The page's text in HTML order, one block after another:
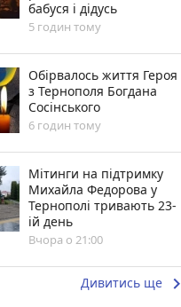
бабуся і дідусь
5 годин тому
Обірвалось життя Героя
з Тернополя Богдана
Сосінського
6 годин тому
Мітинги на підтримку
Михайла Федорова у
Тернополі тривають 23-
ій день
Вчора о 21:00
Дивитись ще keyboard_arrow_right